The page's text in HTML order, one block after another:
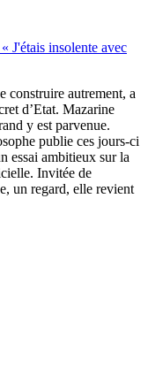
J'étais insolente avec
construire autrement, a
d’Etat. Mazarine
y est parvenue.
publie ces jours-ci
essai ambitieux sur la
Invitée de
un regard, elle revient